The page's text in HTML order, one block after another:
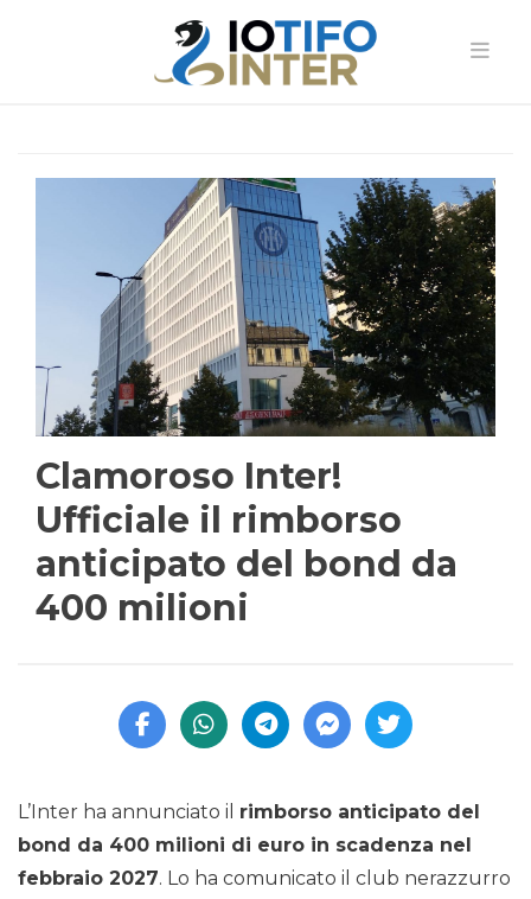
Clamoroso Inter!
Ufficiale il rimborso
anticipato del bond da
400 milioni
L’Inter ha annunciato il rimborso anticipato del
bond da 400 milioni di euro in scadenza nel
febbraio 2027. Lo ha comunicato il club nerazzurro